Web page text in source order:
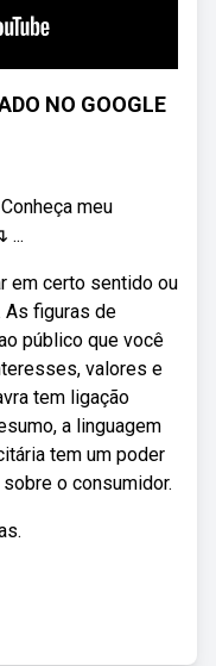
NO GOOGLE
meu
...
em certo sentido ou
As figuras de
público que você
valores e
tem ligação
a linguagem
tem um poder
o consumidor.